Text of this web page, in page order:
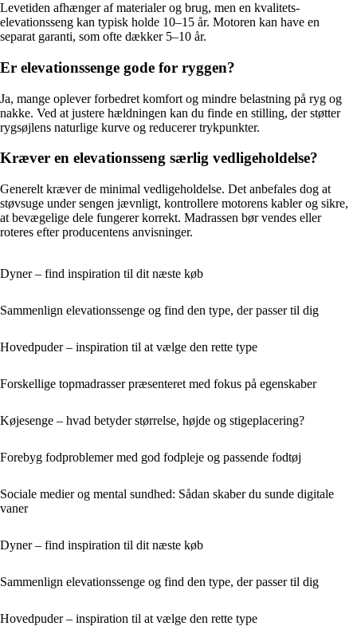
Levetiden afhænger af materialer og brug, men en kvalitets-
elevationsseng kan typisk holde 10–15 år. Motoren kan have en
separat garanti, som ofte dækker 5–10 år.
Er elevationssenge gode for ryggen?
Ja, mange oplever forbedret komfort og mindre belastning på ryg og
nakke. Ved at justere hældningen kan du finde en stilling, der støtter
rygsøjlens naturlige kurve og reducerer trykpunkter.
Kræver en elevationsseng særlig vedligeholdelse?
Generelt kræver de minimal vedligeholdelse. Det anbefales dog at
støvsuge under sengen jævnligt, kontrollere motorens kabler og sikre,
at bevægelige dele fungerer korrekt. Madrassen bør vendes eller
roteres efter producentens anvisninger.
Dyner – find inspiration til dit næste køb
Sammenlign elevationssenge og find den type, der passer til dig
Hovedpuder – inspiration til at vælge den rette type
Forskellige topmadrasser præsenteret med fokus på egenskaber
Køjesenge – hvad betyder størrelse, højde og stigeplacering?
Forebyg fodproblemer med god fodpleje og passende fodtøj
Sociale medier og mental sundhed: Sådan skaber du sunde digitale
vaner
Dyner – find inspiration til dit næste køb
Sammenlign elevationssenge og find den type, der passer til dig
Hovedpuder – inspiration til at vælge den rette type